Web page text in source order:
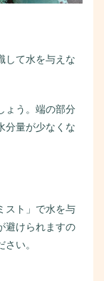
して水を与えな
ょう。端の部分
分量が少なくな
スト」で水を与
避けられますの
い。